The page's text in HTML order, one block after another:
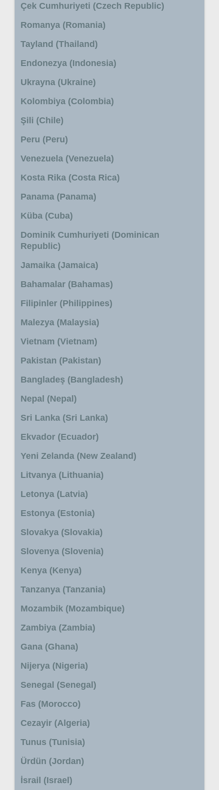
Çek Cumhuriyeti (Czech Republic)
Romanya (Romania)
Tayland (Thailand)
Endonezya (Indonesia)
Ukrayna (Ukraine)
Kolombiya (Colombia)
Şili (Chile)
Peru (Peru)
Venezuela (Venezuela)
Kosta Rika (Costa Rica)
Panama (Panama)
Küba (Cuba)
Dominik Cumhuriyeti (Dominican
Republic)
Jamaika (Jamaica)
Bahamalar (Bahamas)
Filipinler (Philippines)
Malezya (Malaysia)
Vietnam (Vietnam)
Pakistan (Pakistan)
Bangladeş (Bangladesh)
Nepal (Nepal)
Sri Lanka (Sri Lanka)
Ekvador (Ecuador)
Yeni Zelanda (New Zealand)
Litvanya (Lithuania)
Letonya (Latvia)
Estonya (Estonia)
Slovakya (Slovakia)
Slovenya (Slovenia)
Kenya (Kenya)
Tanzanya (Tanzania)
Mozambik (Mozambique)
Zambiya (Zambia)
Gana (Ghana)
Nijerya (Nigeria)
Senegal (Senegal)
Fas (Morocco)
Cezayir (Algeria)
Tunus (Tunisia)
Ürdün (Jordan)
İsrail (Israel)